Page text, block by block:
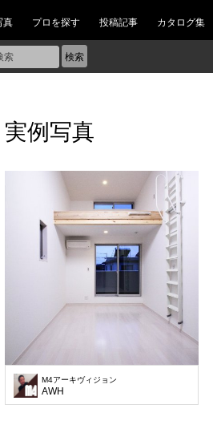
真 プロを探す 投稿記事 カタログ集
実例写真
M4アーキヴィジョン
AWH